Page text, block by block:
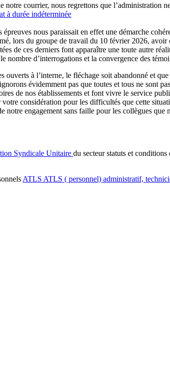
notre courrier, nous regrettons que
à durée indéterminée
épreuves nous paraissait en effet une démarche
lors du groupe de travail du 10 février 2026,
de ces derniers font apparaître une toute autre
nombre d’interrogations et la convergence des
ouverts à l’interne, le fléchage soit abandonné et
évidemment pas que toutes et tous ne sont
de nos établissements et font vivre le service
considération pour les difficultés que cette
notre engagement sans faille pour les collègues que
Syndicale Unitaire du secteur statuts et conditions
ATLS ATLS ( personnel) administratif,